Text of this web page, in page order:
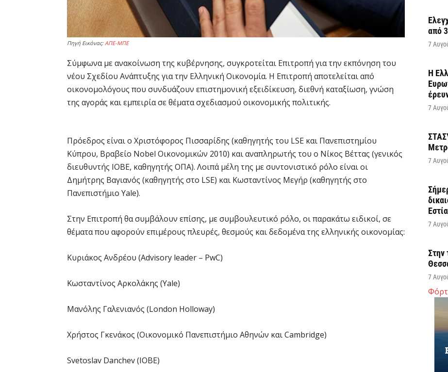
Πηγή Εικόνας: ΑΠΕ-ΜΠΕ
Σύμφωνα με ανακοίνωση της κυβέρνησης, συγκροτείται Επιτροπή για την εκπόνηση του
νέου Σχεδίου Ανάπτυξης για την Ελληνική Οικονομία. H Επιτροπή αποτελείται από
οικονομολόγους που συνδυάζουν επιστημονική εξειδίκευση, διεθνή καταξίωση, γνώση
της αγοράς και εμπειρία σε θέματα σχεδιασμού οικονομικής πολιτικής.
Πρόεδρος είναι ο Χριστόφορος Πισσαρίδης (καθηγητής του LSE και Πανεπιστημίου
Κύπρου, Βραβείο Nobel Οικονομικών 2010) και αναπληρωτής του ο Νίκος Βέττας (γενικός
διευθυντής ΙΟΒΕ, καθηγητής ΟΠΑ). Λοιπά μέλη της με συντονιστικό ρόλο είναι οι
Δημήτρης Βαγιανός (καθηγητής στο LSE) και Κωσταντίνος Μεγήρ (καθηγητής στο
Πανεπιστήμιο Yale).
Στην Επιτροπή θα συμβάλουν επίσης, με συμβουλευτικό ρόλο, οι παρακάτω ειδικοί, σε
θέματα που αφορούν επιμέρους πλευρές, θεσμούς και δεδομένα της ελληνικής οικονομίας:
Κυριάκος Ανδρέου (Advisory leader – PwC)
Κωσταντίνος Αρκολάκης (Yale)
Μανόλης Γαλενιανός (London Holloway)
Χρήστος Γκενάκος (Οικονομικό Πανεπιστήμιο Αθηνών και Cambridge)
Svetoslav Danchev (IOBE)
από
7
Η
7
7
7
Στην
7
Κ.
οι
6